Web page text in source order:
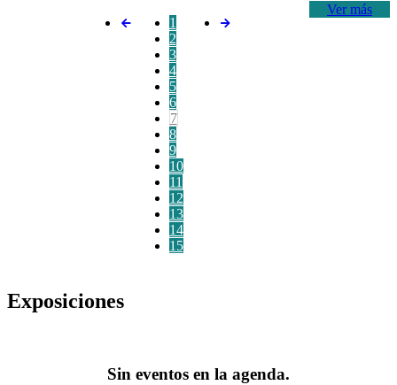
Ver más
1
2
3
4
5
6
7
8
9
10
11
12
13
14
15
Exposiciones
Sin eventos en la agenda.